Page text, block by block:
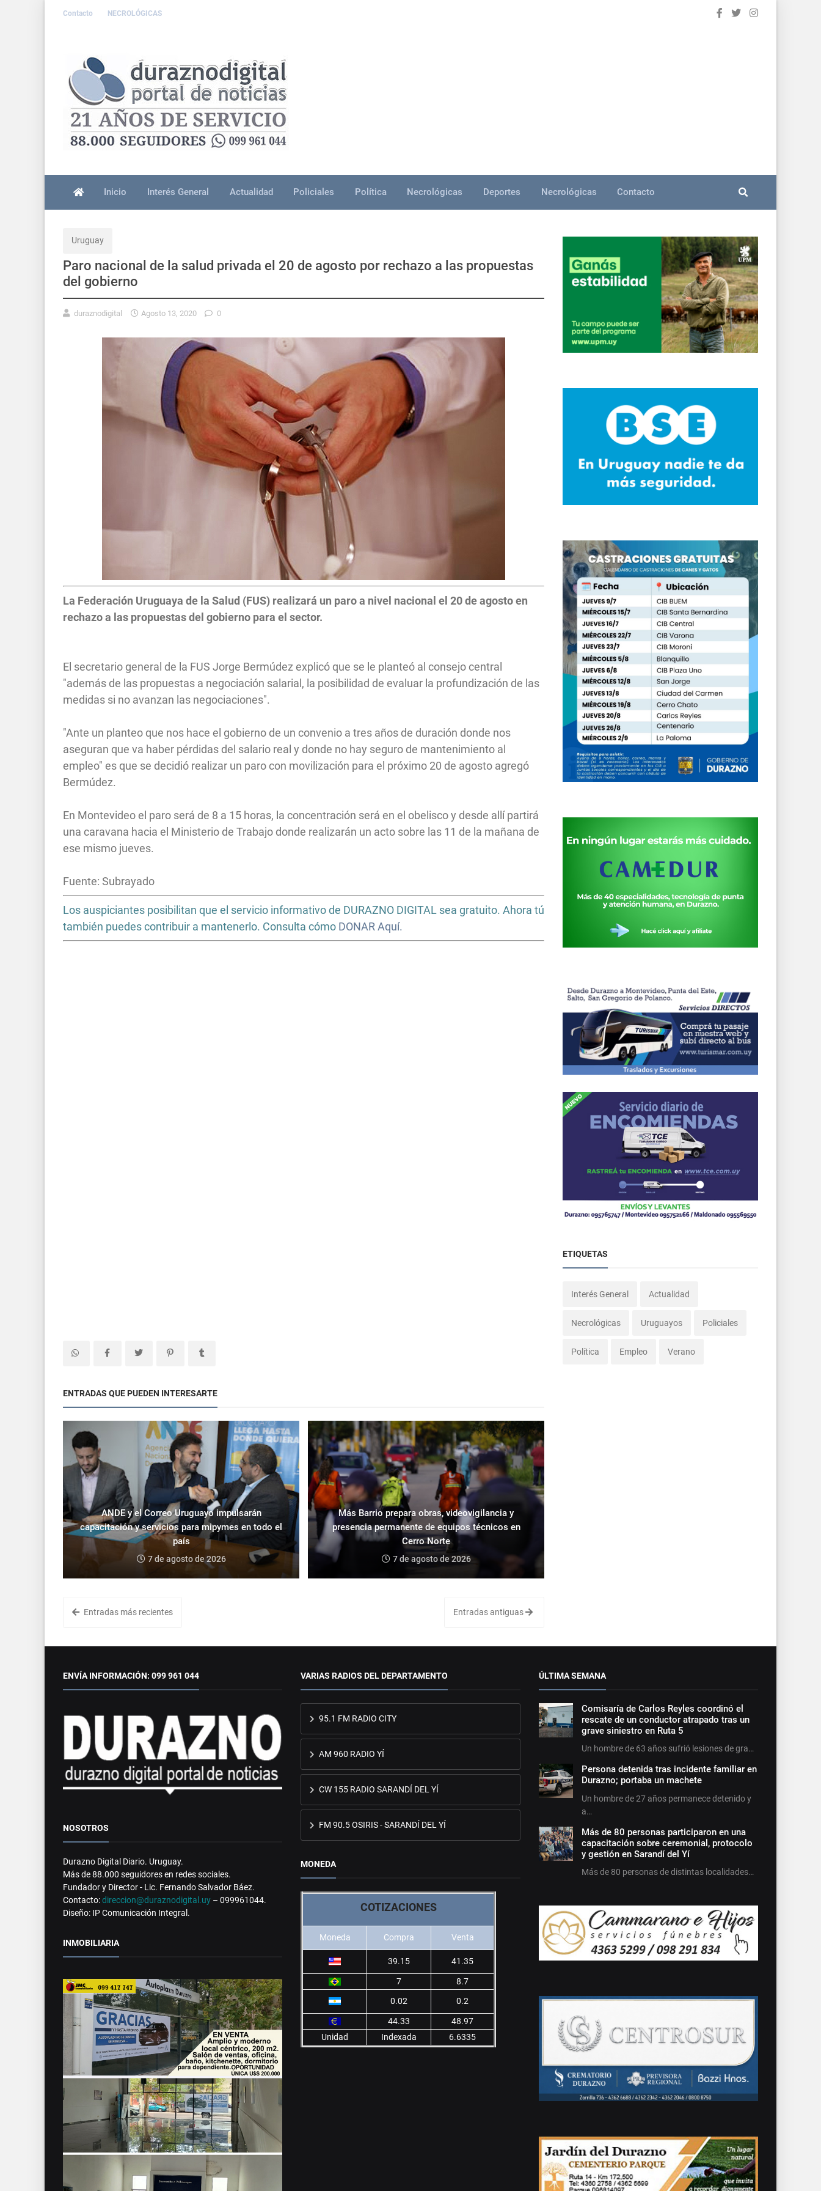
Contacto NECROLÓGICAS
Inicio Interés General Actualidad Policiales Política Necrológicas Deportes Necrológicas Contacto
Uruguay
Paro nacional de la salud privada el 20 de agosto por rechazo a las propuestas
del gobierno
duraznodigital Agosto 13, 2020 0
La Federación Uruguaya de la Salud (FUS) realizará un paro a nivel nacional el 20 de agosto en
rechazo a las propuestas del gobierno para el sector.
El secretario general de la FUS Jorge Bermúdez explicó que se le planteó al consejo central
"además de las propuestas a negociación salarial, la posibilidad de evaluar la profundización de las
medidas si no avanzan las negociaciones".
"Ante un planteo que nos hace el gobierno de un convenio a tres años de duración donde nos
aseguran que va haber pérdidas del salario real y donde no hay seguro de mantenimiento al
empleo" es que se decidió realizar un paro con movilización para el próximo 20 de agosto agregó
Bermúdez.
En Montevideo el paro será de 8 a 15 horas, la concentración será en el obelisco y desde allí partirá
una caravana hacia el Ministerio de Trabajo donde realizarán un acto sobre las 11 de la mañana de
ese mismo jueves.
Fuente: Subrayado
Los auspiciantes posibilitan que el servicio informativo de DURAZNO DIGITAL sea gratuito. Ahora tú
también puedes contribuir a mantenerlo. Consulta cómo DONAR Aquí.
ENTRADAS QUE PUEDEN INTERESARTE
ANDE y el Correo Uruguayo impulsarán
capacitación y servicios para mipymes en todo el
país
7 de agosto de 2026
Más Barrio prepara obras, videovigilancia y
presencia permanente de equipos técnicos en
Cerro Norte
7 de agosto de 2026
Entradas más recientes Entradas antiguas
ETIQUETAS
Interés General Actualidad
Necrológicas Uruguayos Policiales
Política Empleo Verano
ENVÍA INFORMACIÓN: 099 961 044
NOSOTROS
Durazno Digital Diario. Uruguay.
Más de 88.000 seguidores en redes sociales.
Fundador y Director - Lic. Fernando Salvador Báez.
Contacto:direccion@duraznodigital.uy – 099961044.
Diseño: IP Comunicación Integral.
INMOBILIARIA
VARIAS RADIOS DEL DEPARTAMENTO
95.1 FM RADIO CITY
AM 960 RADIO YÍ
CW 155 RADIO SARANDÍ DEL YÍ
FM 90.5 OSIRIS - SARANDÍ DEL YÍ
MONEDA
COTIZACIONES
Moneda Compra Venta
39.15 41.35
7
8.7
0.02
0.2
44.33
48.97
Unidad
Indexada 6.6335
ÚLTIMA SEMANA
Comisaría de Carlos Reyles coordinó el
rescate de un conductor atrapado tras un
grave siniestro en Ruta 5
Un hombre de 63 años sufrió lesiones de gra…
Persona detenida tras incidente familiar en
Durazno; portaba un machete
Un hombre de 27 años permanece detenido y
a…
Más de 80 personas participaron en una
capacitación sobre ceremonial, protocolo
y gestión en Sarandí del Yí
Más de 80 personas de distintas localidades…